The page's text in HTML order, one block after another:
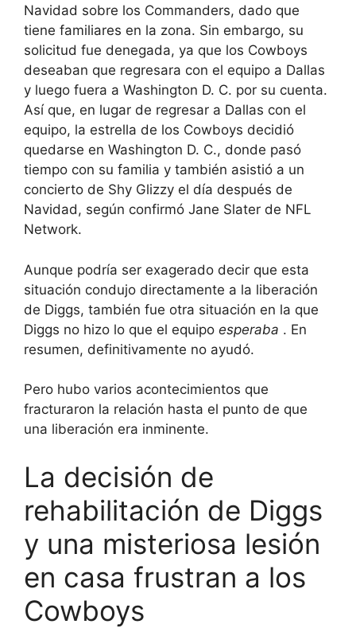
Navidad sobre los Commanders, dado que
tiene familiares en la zona. Sin embargo, su
solicitud fue denegada, ya que los Cowboys
deseaban que regresara con el equipo a Dallas
y luego fuera a Washington D. C. por su cuenta.
Así que, en lugar de regresar a Dallas con el
equipo, la estrella de los Cowboys decidió
quedarse en Washington D. C., donde pasó
tiempo con su familia y también asistió a un
concierto de Shy Glizzy el día después de
Navidad, según confirmó Jane Slater de NFL
Network.
Aunque podría ser exagerado decir que esta
situación condujo directamente a la liberación
de Diggs, también fue otra situación en la que
Diggs no hizo lo que el equipo esperaba . En
resumen, definitivamente no ayudó.
Pero hubo varios acontecimientos que
fracturaron la relación hasta el punto de que
una liberación era inminente.
La decisión de
rehabilitación de Diggs
y una misteriosa lesión
en casa frustran a los
Cowboys